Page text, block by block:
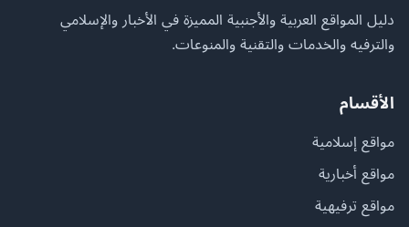
دليل المواقع العربية والأجنبية المميزة في الأخبار والإسلامي
والترفيه والخدمات والتقنية والمنوعات.
الأقسام
مواقع إسلامية
مواقع أخبارية
مواقع ترفيهية